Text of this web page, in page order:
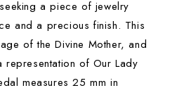
a piece of jewelry
and a precious finish. This
of the Divine Mother, and
of Our Lady
measures 25 mm in